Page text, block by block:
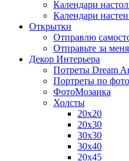
Календари
Календари
Открытки
Отправлю
Отправьте за меня
Декор Интерьера
Потреты Dream
Портреты по
ФотоМозаика
Холсты
20х20
20х30
30х30
30х40
20х45